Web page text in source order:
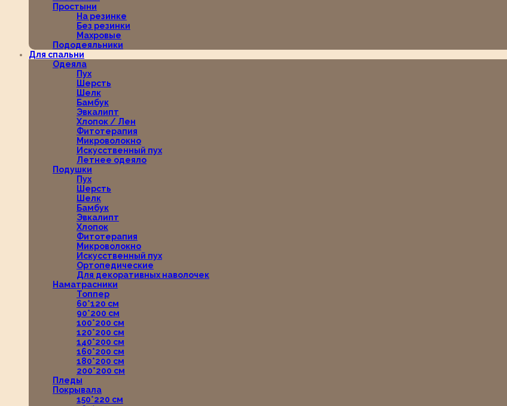
Простыни
На резинке
Без резинки
Махровые
Пододеяльники
Для спальни
Одеяла
Пух
Шерсть
Шелк
Бамбук
Эвкалипт
Хлопок / Лен
Фитотерапия
Микроволокно
Искусственный пух
Летнее одеяло
Подушки
Пух
Шерсть
Шелк
Бамбук
Эвкалипт
Хлопок
Фитотерапия
Микроволокно
Искусственный пух
Ортопедические
Для декоративных наволочек
Наматрасники
Топпер
60*120 см
90*200 см
100*200 см
120*200 см
140*200 см
160*200 см
180*200 см
200*200 см
Пледы
Покрывала
150*220 см